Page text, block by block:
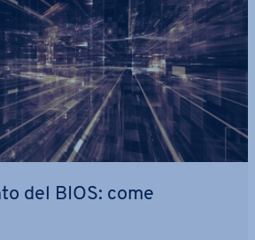
del BIOS: come